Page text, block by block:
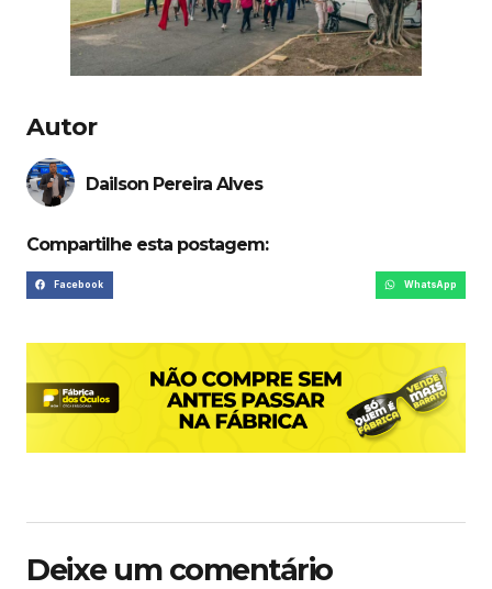
Autor
Dailson Pereira Alves
Compartilhe esta postagem:
Facebook WhatsApp
Deixe um comentário